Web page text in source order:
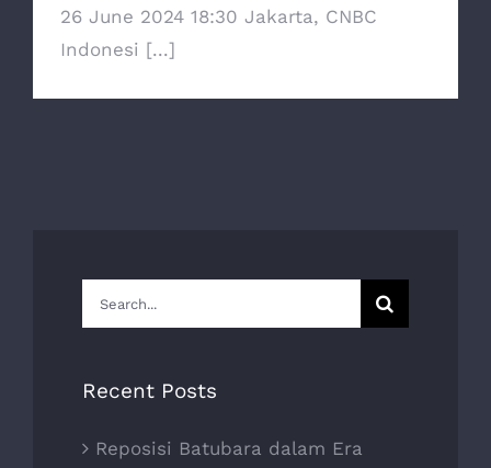
26 June 2024 18:30 Jakarta, CNBC
Indonesi [...]
Search
for:
Recent Posts
Reposisi Batubara dalam Era